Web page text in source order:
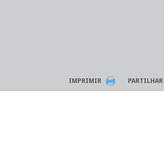
IMPRIMIR PARTILHAR